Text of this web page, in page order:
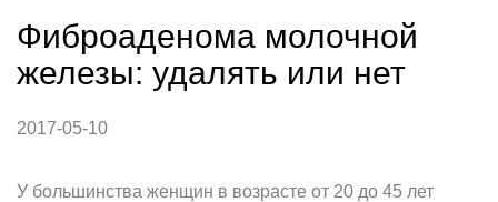
Фиброаденома молочной
железы: удалять или нет
2017-05-10
У большинства женщин в возрасте от 20 до 45 лет